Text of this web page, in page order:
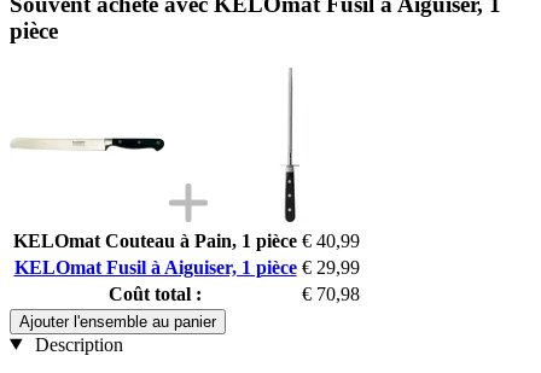
pièce
KELOmat Couteau à Pain, 1 pièce € 40,99
KELOmat Fusil à Aiguiser, 1 pièce € 29,99
Coût total :
€ 70,98
Ajouter l'ensemble au panier
Description